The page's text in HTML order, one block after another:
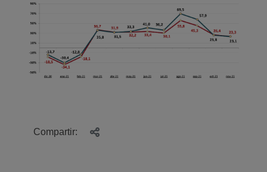
Compartir: